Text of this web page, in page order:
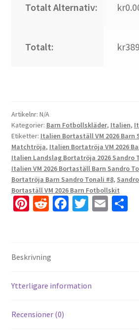
Totalt Alternativ:
Totalt:
Artikelnr: N/A
Kategorier: Barn Fotbollskläder, Italien,
Etiketter: Italien Bortaställ VM 2026 Barn
Matchtröja, Italien Bortatröja VM 2026
Italien Landslag Bortatröja 2026 Sandro
Italien VM 2026 Bortaställ Barn Sandro
Bortatröja Barn Sandro Tonali #8,
Bortaställ VM 2026 Barn Fotbollskit
Pi
es
t
R
di
t
Fa
k
T E D
Beskrivning
Ytterligare information
Recensioner (0)